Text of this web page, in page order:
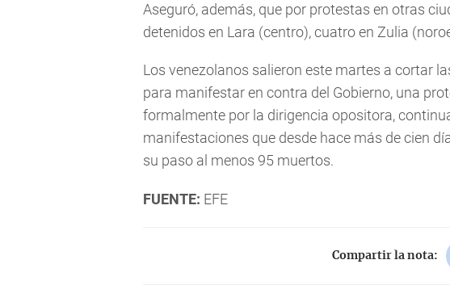
Aseguró, además, que por protestas en otras
detenidos en Lara (centro), cuatro en Zulia
Los venezolanos salieron este martes a cortar
para manifestar en contra del Gobierno, una
formalmente por la dirigencia opositora,
manifestaciones que desde hace más de cien
su paso al menos 95 muertos.
FUENTE: EFE
Compartir la nota: